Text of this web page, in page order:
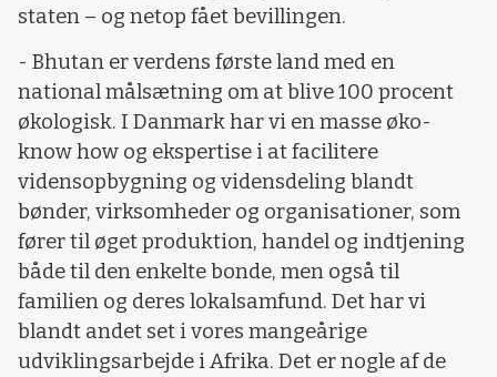
staten – og netop fået bevillingen.
- Bhutan er verdens første land med en
national målsætning om at blive 100 procent
økologisk. I Danmark har vi en masse øko-
know how og ekspertise i at facilitere
vidensopbygning og vidensdeling blandt
bønder, virksomheder og organisationer, som
fører til øget produktion, handel og indtjening
både til den enkelte bonde, men også til
familien og deres lokalsamfund. Det har vi
blandt andet set i vores mangeårige
udviklingsarbejde i Afrika. Det er nogle af de